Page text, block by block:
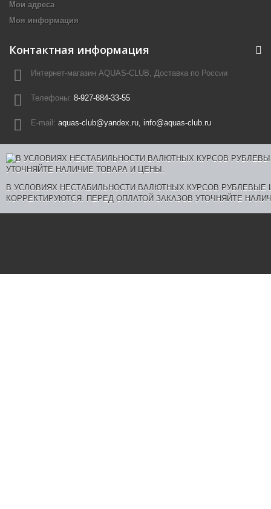
Мои адреса
Моя информация
Контактная информация
Интернет-магазин AQUAS-CLUB, Доставка по России
Телефоны: 8-927-884-33-55
E-mail: aquas-club@yandex.ru, info@aquas-club.ru
В УСЛОВИЯХ НЕСТАБИЛЬНОСТИ ВАЛЮТНЫХ КУРСОВ
КОРРЕКТИРУЮТСЯ. ПЕРЕД ОПЛАТОЙ ЗАКАЗОВ УТОЧНЯЙТЕ